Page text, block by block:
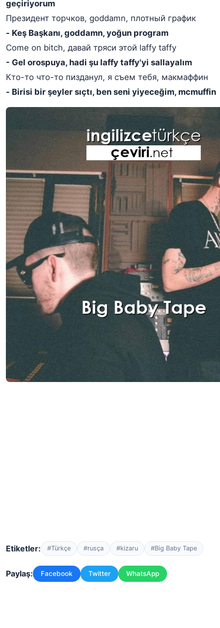
geçiriyorum
Президент торчков, goddamn, плотный график
- Keş Başkanı, goddamn, yoğun program
Come on bitch, давай тряси этой laffy taffy
- Gel orospuya, hadi şu laffy taffy'yi sallayalım
Кто-то что-то пизданул, я съем тебя, макмаффин
- Birisi bir şeyler sıçtı, ben seni yiyeceğim, mcmuffin
Etiketler: #Türkçe #rusça #kizaru #Big Baby Tape
Paylaş: Facebook Twitter WhatsApp